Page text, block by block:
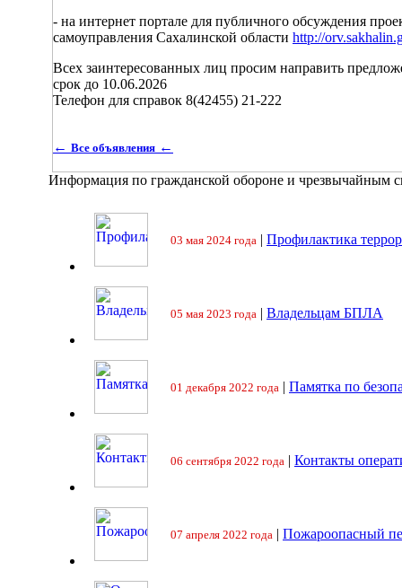
- на интернет портале для публичного обсуждения
самоуправления Сахалинской области http://
Всех заинтересованных лиц просим направить
срок до 10.06.2026
Телефон для справок 8(42455) 21-222
← Все объявления ←
Информация по гражданской обороне и чрезвычайным
03 мая 2024 года | Профилактика
05 мая 2023 года | Владельцам БПЛА
01 декабря 2022 года | Памятка по
06 сентября 2022 года | Контакты
07 апреля 2022 года | Пожароопасный